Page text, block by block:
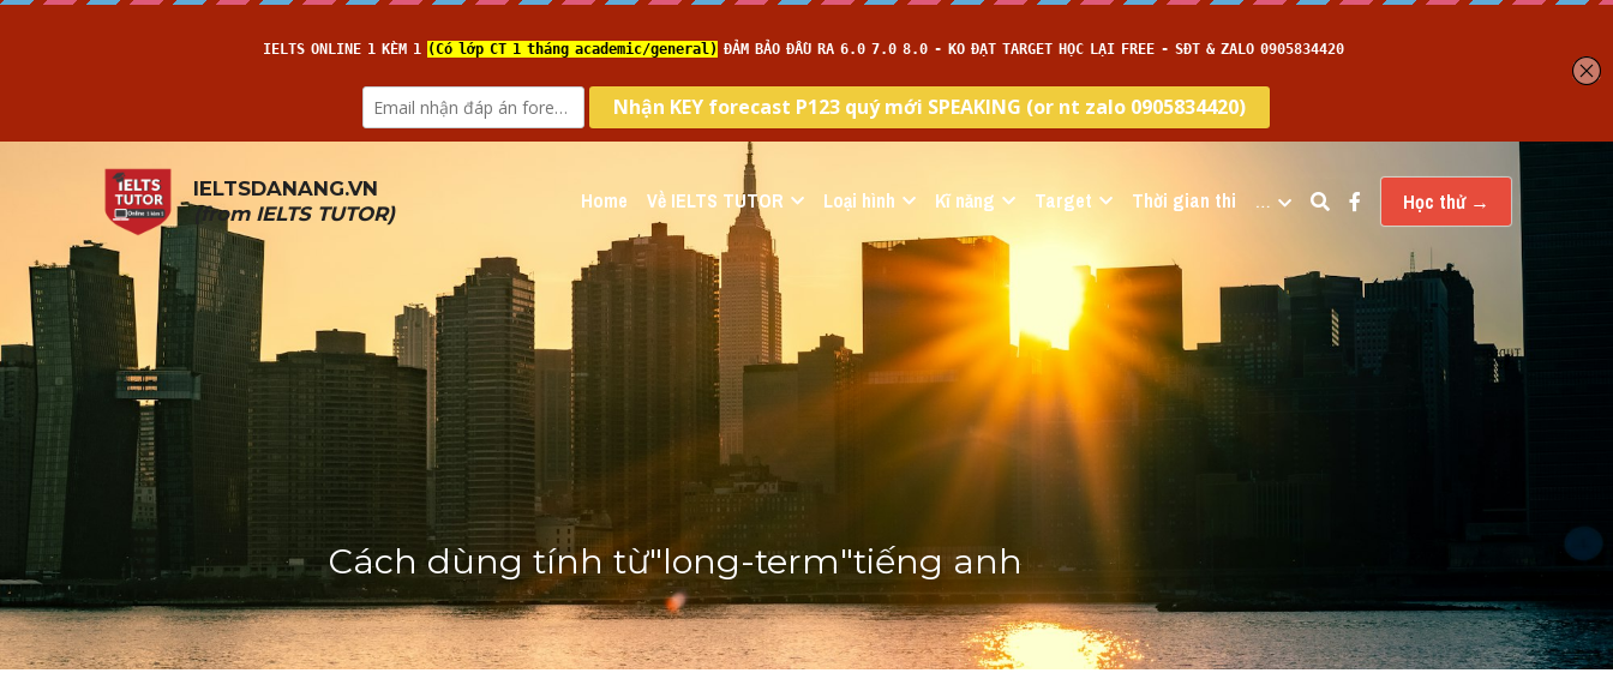
IELTSDANANG.VN
(from IELTS TUTOR) Home Về IELTS TUTOR Loại hình Kĩ năng Target Thời gian thi … Học thử →
Cách dùng tính từ"long-term"tiếng anh